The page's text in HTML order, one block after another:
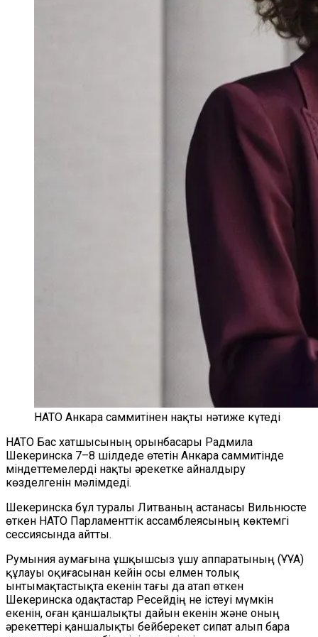
НАТО Анкара саммитінен нақты нәтиже күтеді
НАТО Бас хатшысының орынбасары Радмила
Шекеринска 7–8 шілдеде өтетін Анкара саммитінде
міндеттемелерді нақты әрекетке айналдыру
көзделгенін мәлімдеді.
Шекеринска бұл туралы Литваның астанасы Вильнюсте
өткен НАТО Парламенттік ассамблеясының көктемгі
сессиясында айтты.
Румыния аумағына ұшқышсыз ұшу аппаратының (ҰҰА)
құлауы оқиғасынан кейін осы елмен толық
ынтымақтастықта екенін тағы да атап өткен
Шекеринска одақтастар Ресейдің не істеуі мүмкін
екенін, оған қаншалықты дайын екенін және оның
әрекеттері қаншалықты бейберекет сипат алып бара